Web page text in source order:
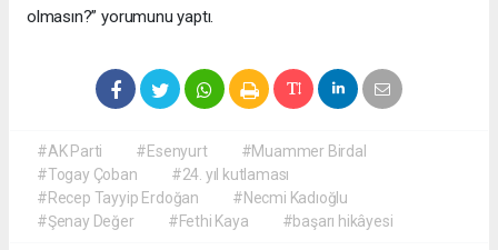
olmasın?” yorumunu yaptı.
#AK Parti #Esenyurt
#Muammer Birdal
#Togay Çoban
#24. yıl kutlaması
#Recep Tayyip Erdoğan
#Necmi Kadıoğlu
#Şenay Değer
#Fethi Kaya #başarı hikâyesi